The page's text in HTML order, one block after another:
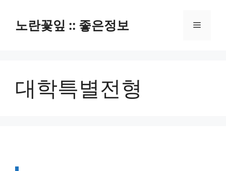
노란꽃잎 :: 좋은정보 메
대학특별전형